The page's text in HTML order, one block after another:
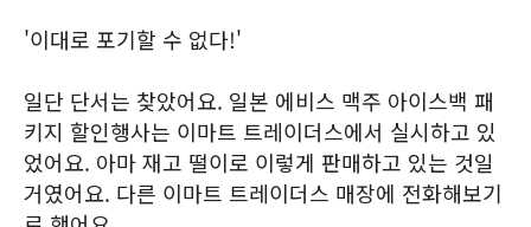
'이대로 포기할 수 없다!'
일단 단서는 찾았어요. 일본 에비스 맥주 아이스백 패
키지 할인행사는 이마트 트레이더스에서 실시하고 있
었어요. 아마 재고 떨이로 이렇게 판매하고 있는 것일
거였어요. 다른 이마트 트레이더스 매장에 전화해보기